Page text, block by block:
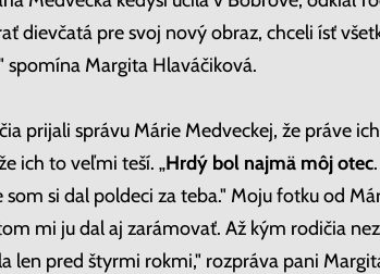
dievčatá pre svoj nový obraz, chceli ísť
spomína Margita Hlaváčiková.
prijali správu Márie Medveckej, že práve
ich to veľmi teší. „Hrdý bol najmä môj otec
som si dal poldeci za teba." Moju fotku od
mi ju dal aj zarámovať. Až kým rodičia
len pred štyrmi rokmi," rozpráva pani